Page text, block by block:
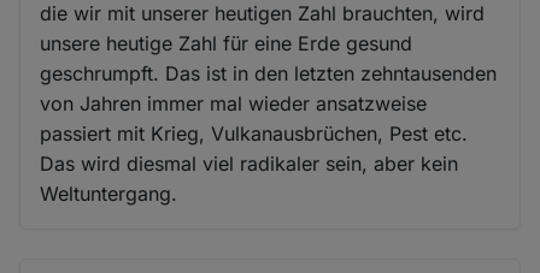
die wir mit unserer heutigen Zahl brauchten, wird
unsere heutige Zahl für eine Erde gesund
geschrumpft. Das ist in den letzten zehntausenden
von Jahren immer mal wieder ansatzweise
passiert mit Krieg, Vulkanausbrüchen, Pest etc.
Das wird diesmal viel radikaler sein, aber kein
Weltuntergang.